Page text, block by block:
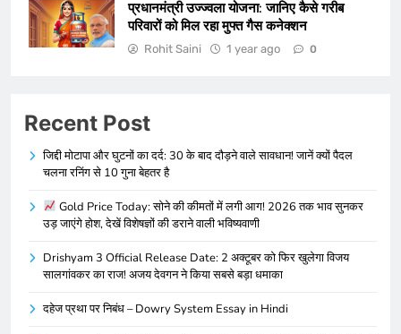
प्रधानमंत्री उज्ज्वला योजना: जानिए कैसे गरीब
परिवारों को मिल रहा मुफ्त गैस कनेक्शन
Rohit Saini 1 year ago 0
Recent Post
जिद्दी मोटापा और घुटनों का दर्द: 30 के बाद दौड़ने वाले सावधान! जानें क्यों पैदल
चलना रनिंग से 10 गुना बेहतर है
Gold Price Today: सोने की कीमतों में लगी आग! 2026 तक भाव सुनकर
उड़ जाएंगे होश, देखें विशेषज्ञों की डराने वाली भविष्यवाणी
Drishyam 3 Official Release Date: 2 अक्टूबर को फिर खुलेगा विजय
सालगांवकर का राज! अजय देवगन ने किया सबसे बड़ा धमाका
दहेज प्रथा पर निबंध – Dowry System Essay in Hindi